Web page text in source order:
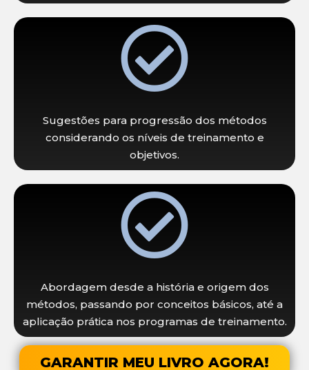
Sugestões para progressão dos métodos
considerando os níveis de treinamento e
objetivos.
Abordagem desde a história e origem dos
métodos, passando por conceitos básicos, até a
aplicação prática nos programas de treinamento.
GARANTIR MEU LIVRO AGORA!